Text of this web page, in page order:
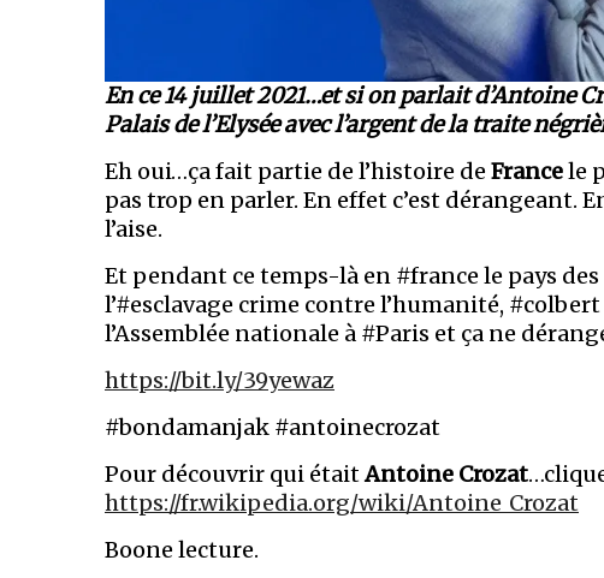
En ce 14 juillet 2021…et si on parlait d’Antoine
Palais de l’Elysée avec l’argent de la traite
Eh oui…ça fait partie de l’histoire de Francele
pas trop en parler. En effet c’est dérangeant.
l’aise.
Et pendant ce temps-là en #france le pays
l’#esclavage crime contre l’humanité,
l’Assemblée nationale à #Paris et ça ne
https://bit.ly/39yewaz
#bondamanjak #antoinecrozat
Pour découvrir qui étaitAntoine Crozat
https://fr.wikipedia.org/wiki/Antoine_Crozat
Boone lecture.